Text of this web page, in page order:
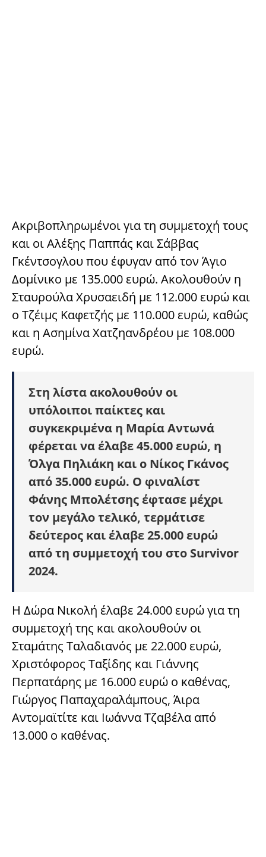
Ακριβοπληρωμένοι για τη συμμετοχή τους
και οι Αλέξης Παππάς και Σάββας
Γκέντσογλου που έφυγαν από τον Άγιο
Δομίνικο με 135.000 ευρώ. Ακολουθούν η
Σταυρούλα Χρυσαειδή με 112.000 ευρώ και
ο Τζέιμς Καφετζής με 110.000 ευρώ, καθώς
και η Ασημίνα Χατζηανδρέου με 108.000
ευρώ.
Στη λίστα ακολουθούν οι
υπόλοιποι παίκτες και
συγκεκριμένα η Μαρία Αντωνά
φέρεται να έλαβε 45.000 ευρώ, η
Όλγα Πηλιάκη και ο Νίκος Γκάνος
από 35.000 ευρώ. Ο φιναλίστ
Φάνης Μπολέτσης έφτασε μέχρι
τον μεγάλο τελικό, τερμάτισε
δεύτερος και έλαβε 25.000 ευρώ
από τη συμμετοχή του στο Survivor
2024.
Η Δώρα Νικολή έλαβε 24.000 ευρώ για τη
συμμετοχή της και ακολουθούν οι
Σταμάτης Ταλαδιανός με 22.000 ευρώ,
Χριστόφορος Ταξίδης και Γιάννης
Περπατάρης με 16.000 ευρώ ο καθένας,
Γιώργος Παπαχαραλάμπους, Άιρα
Αντομαϊτίτε και Ιωάννα Τζαβέλα από
13.000 ο καθένας.